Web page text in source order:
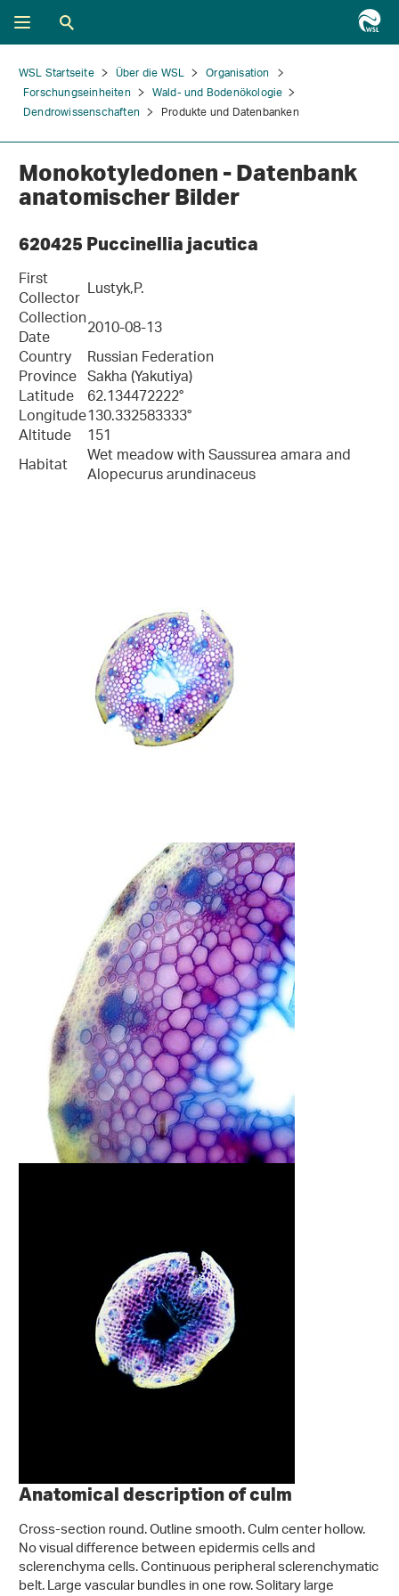
WSL Startseite Über die WSL
Organisation
Forschungseinheiten
Wald- und Bodenökologie
Dendrowissenschaften
Produkte und Datenbanken
Monokotyledonen - Datenbank
anatomischer Bilder
620425 Puccinellia jacutica
First
Collector Lustyk,P.
Collection
Date
2010-08-13
Country Russian Federation
Province Sakha (Yakutiya)
Latitude 62.134472222°
Longitude130.332583333°
Altitude 151
Habitat
Wet meadow with Saussurea amara and
Alopecurus arundinaceus
Anatomical description of culm
Cross-section round. Outline smooth. Culm center hollow.
No visual difference between epidermis cells and
sclerenchyma cells. Continuous peripheral sclerenchymatic
belt. Large vascular bundles in one row. Solitary large